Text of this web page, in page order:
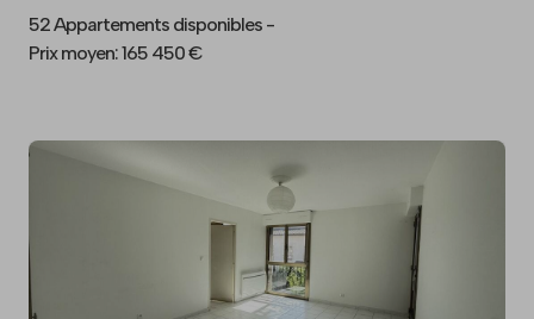
52 Appartements disponibles -
Prix moyen: 165 450 €